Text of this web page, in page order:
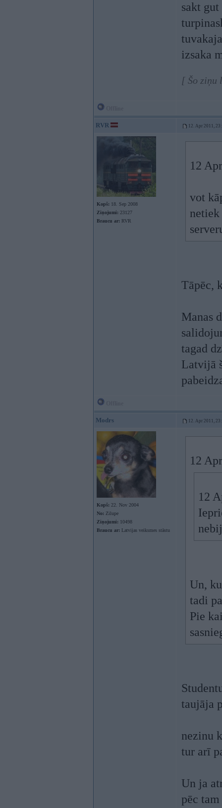
sakt
izsaka
[ Šo ziņu
RVR 12. Apr 2011,
Kopš: 18. Sep 2008
Ziņojumi: 23127
Braucu ar: RVR
12
vot
Tāpēc,
Manas
tagad
Latvijā
Modrs 12. Apr 2011,
Kopš: 22. Nov 2004
No: Zilupe
Ziņojumi: 10498
Braucu ar: Latvijas veiksmes stāstu
12
12
Un,
tadi
Pie
taujāja
nezinu
tur arī
Un ja
pēc